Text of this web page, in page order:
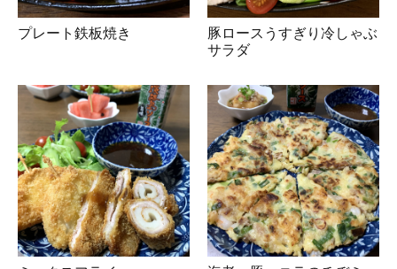
プレート鉄板焼き
豚ロースうすぎり冷しゃぶ
サラダ